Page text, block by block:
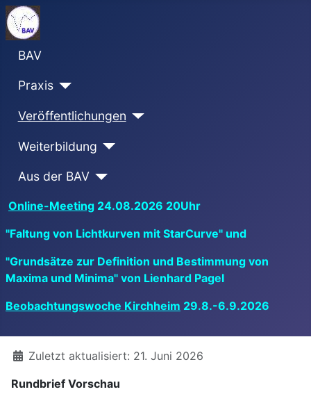
BAV
Praxis
Veröffentlichungen
Weiterbildung
Aus der BAV
Online-Meeting 24.08.2026 20Uhr
"Faltung von Lichtkurven mit StarCurve" und
"Grundsätze zur Definition und Bestimmung von
Maxima und Minima" von Lienhard Pagel
Beobachtungswoche Kirchheim 29.8.-6.9.2026
DetailsZuletzt aktualisiert: 21. Juni 2026
Rundbrief Vorschau